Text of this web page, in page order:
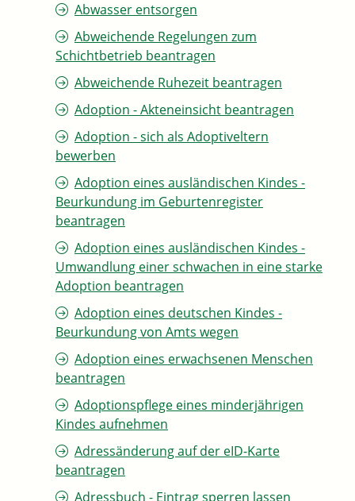
Abwasser entsorgen
Abweichende Regelungen zum
Schichtbetrieb beantragen
Abweichende Ruhezeit beantragen
Adoption - Akteneinsicht beantragen
Adoption - sich als Adoptiveltern
bewerben
Adoption eines ausländischen Kindes -
Beurkundung im Geburtenregister
beantragen
Adoption eines ausländischen Kindes -
Umwandlung einer schwachen in eine starke
Adoption beantragen
Adoption eines deutschen Kindes -
Beurkundung von Amts wegen
Adoption eines erwachsenen Menschen
beantragen
Adoptionspflege eines minderjährigen
Kindes aufnehmen
Adressänderung auf der eID-Karte
beantragen
Adressbuch - Eintrag sperren lassen